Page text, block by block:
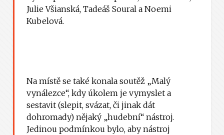
Julie Všianská, Tadeáš Soural a Noemi
Kubelová.
Na místě se také konala soutěž „Malý
vynálezce“, kdy úkolem je vymyslet a
sestavit (slepit, svázat, či jinak dát
dohromady) nějaký „hudební“ nástroj.
Jedinou podmínkou bylo, aby nástroj